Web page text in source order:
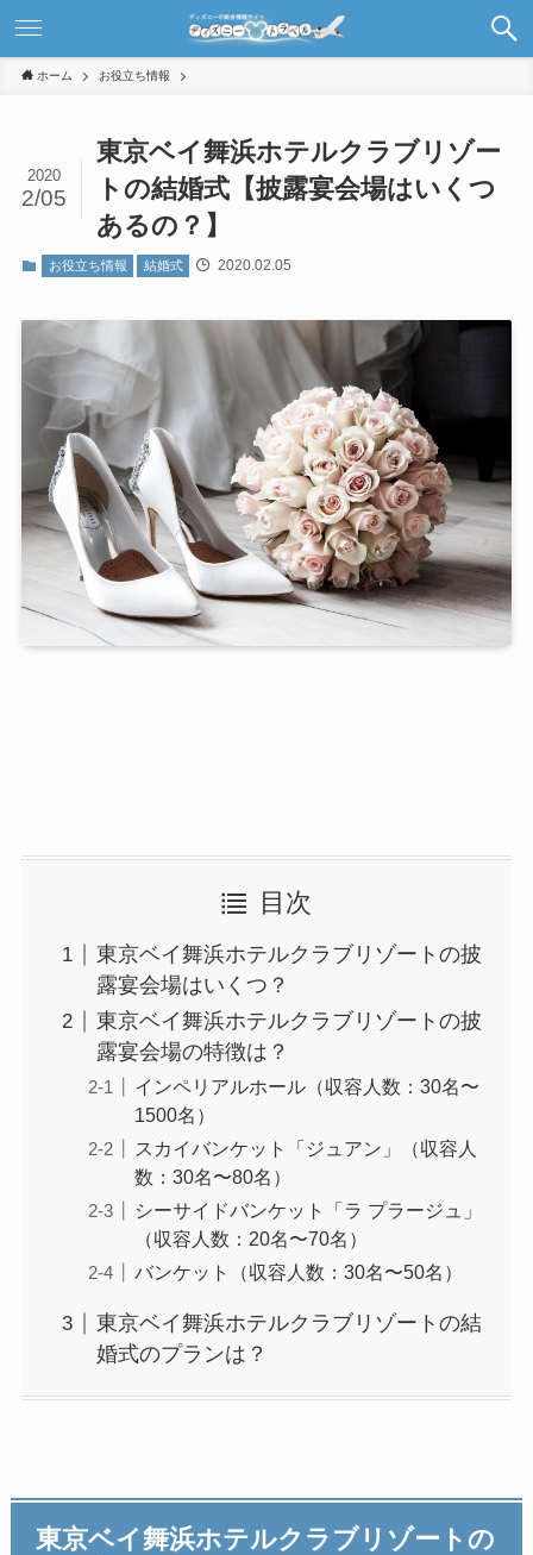
ホーム お役立ち情報
東京ベイ舞浜ホテルクラブリゾー
トの結婚式【披露宴会場はいくつ
あるの？】
2020
2/05
お役立ち情報 結婚式 2020.02.05
目次
東京ベイ舞浜ホテルクラブリゾートの披
露宴会場はいくつ？
東京ベイ舞浜ホテルクラブリゾートの披
露宴会場の特徴は？
インペリアルホール（収容人数：30名〜
1500名）
スカイバンケット「ジュアン」（収容人
数：30名〜80名）
シーサイドバンケット「ラ プラージュ」
（収容人数：20名〜70名）
バンケット（収容人数：30名〜50名）
東京ベイ舞浜ホテルクラブリゾートの結
婚式のプランは？
東京ベイ舞浜ホテルクラブリゾートの